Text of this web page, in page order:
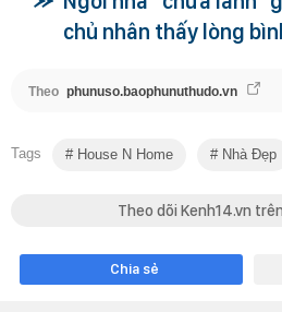
chủ nhân thấy lòng
Theo phunuso.baophunuthudo.vn
Tags House N Home Nhà Đẹp
Theo dõi Kenh14.vn trên
Chia sẻ